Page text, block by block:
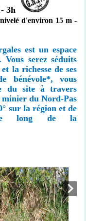
3h
d'environ 15 m -
est un espace
serez séduits
la richesse de ses
bénévole*, vous
du site à travers
minier du Nord-Pas
sur la régionet de
le long de la